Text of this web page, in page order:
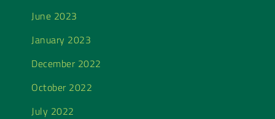
June 2023
January 2023
December 2022
October 2022
July 2022